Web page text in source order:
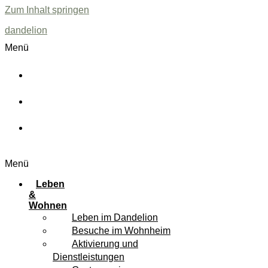
Zum Inhalt springen
dandelion
Menü
Menü
Leben
&
Wohnen
Leben im Dandelion
Besuche im Wohnheim
Aktivierung und
Dienstleistungen